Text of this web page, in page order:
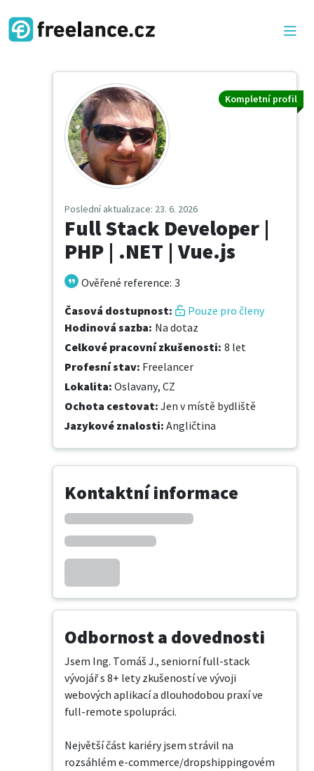
Kompletní profil
Poslední aktualizace: 23. 6. 2026
Full Stack Developer |
PHP | .NET | Vue.js
Ověřené reference: 3
Časová dostupnost:
Pouze pro členy
Hodinová sazba: Na dotaz
Celkové pracovní zkušenosti: 8 let
Profesní stav: Freelancer
Lokalita: Oslavany, CZ
Ochota cestovat: Jen v místě bydliště
Jazykové znalosti: Angličtina
Kontaktní informace
Odbornost a dovednosti
Jsem Ing. Tomáš J., seniorní full-stack
vývojář s 8+ lety zkušeností ve vývoji
webových aplikací a dlouhodobou praxí ve
full-remote spolupráci.
Největší část kariéry jsem strávil na
rozsáhlém e-commerce/dropshippingovém